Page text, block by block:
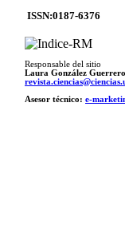
ISSN:0187-6376
Responsable del sitio
Laura González Guerrero
Asesor técnico: e-